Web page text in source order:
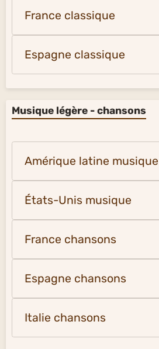
France classique
Espagne classique
Musique légère - chansons
Amérique latine musique
États-Unis musique
France chansons
Espagne chansons
Italie chansons